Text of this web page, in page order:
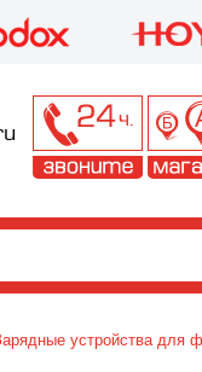
устройства для